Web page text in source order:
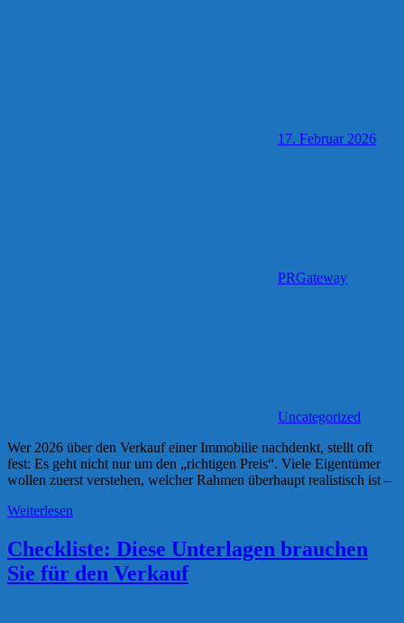
17. Februar 2026
PRGateway
Uncategorized
Wer 2026 über den Verkauf einer Immobilie nachdenkt, stellt oft
fest: Es geht nicht nur um den „richtigen Preis“. Viele Eigentümer
wollen zuerst verstehen, welcher Rahmen überhaupt realistisch ist –
Weiterlesen
Checkliste: Diese Unterlagen brauchen
Sie für den Verkauf